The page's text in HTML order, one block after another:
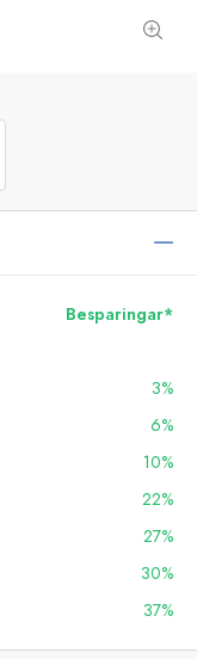
Besparingar*
3%
6%
10%
22%
27%
30%
37%